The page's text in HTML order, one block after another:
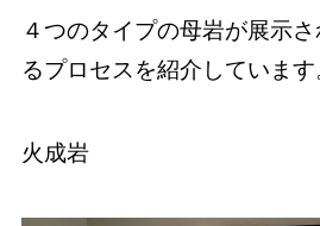
４つのタイプの母岩が展示
るプロセスを紹介しています
火成岩